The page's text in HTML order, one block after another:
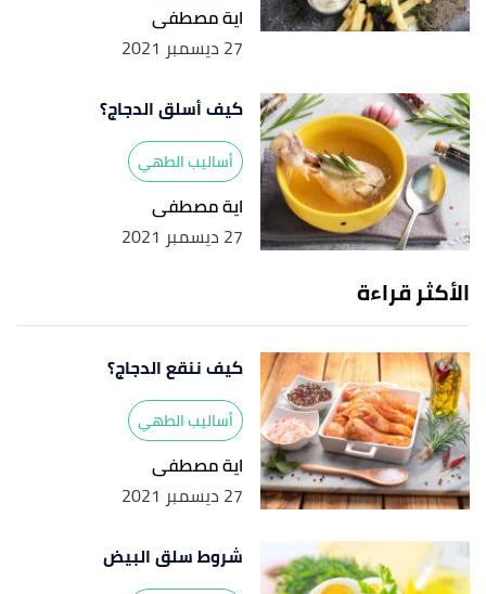
اية مصطفى
27 ديسمبر 2021
كيف أسلق الدجاج؟
أساليب الطهي
اية مصطفى
27 ديسمبر 2021
الأكثر قراءة
كيف ننقع الدجاج؟
أساليب الطهي
اية مصطفى
27 ديسمبر 2021
شروط سلق البيض